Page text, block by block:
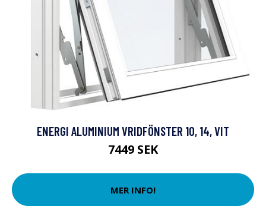
ENERGI ALUMINIUM VRIDFÖNSTER 10, 14, VIT
7449 SEK
MER INFO!